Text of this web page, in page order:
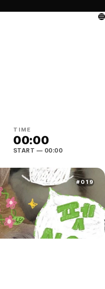
TIME
00:00
START — 00:00
#019